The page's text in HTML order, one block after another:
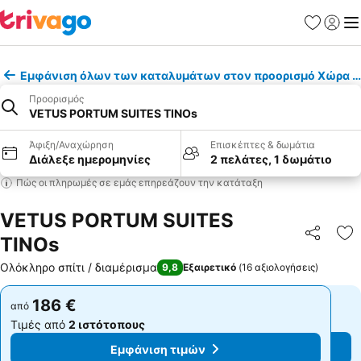
Εμφάνιση όλων των καταλυμάτων στον προορισμό Χώρα
Προορισμός
VETUS PORTUM SUITES TINOs
Άφιξη/Αναχώρηση
Διάλεξε ημερομηνίες
Επισκέπτες & δωμάτια
2 πελάτες, 1 δωμάτιο
Πώς οι πληρωμές σε εμάς επηρεάζουν την κατάταξη
VETUS PORTUM SUITES
TINOs
Ολόκληρο σπίτι / διαμέρισμα 9,8 Εξαιρετικό (16 αξιολογήσεις)
από 186 €
Τιμές από 2 ιστότοπους
Εμφάνιση τιμών
από 186 €
Τιμές από 2 ιστότοπους
Εμφάνιση τιμών